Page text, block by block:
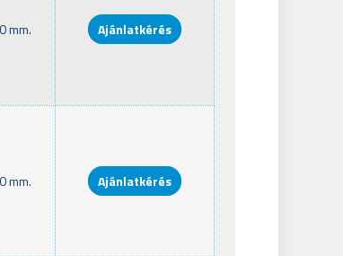
mm. Ajánlatkérés
mm. Ajánlatkérés